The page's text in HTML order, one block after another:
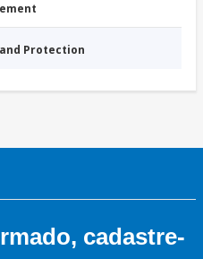
Protection
cadastre-